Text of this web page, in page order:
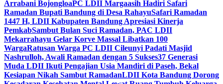
Arrabani BojongloaPC LDII Margaasih Hadiri Safari
Ramadan Bupati Bandung di Desa RahayuSafari Ramadan
1447 H, LDII Kabupaten Bandung Apresiasi Kinerja
PemkabSambut Bulan Suci Ramadan, PAC LDII
Mekarrahayu Gelar Korve Massal Libatkan 100
WargaRatusan Warga PC LDII Cileunyi Padati Masjid
Nashrulloh, Awali Ramadan dengan 5 Sukses37 Generasi
Muda LDII Ikuti Pengajian Usia Mandiri di Paseh, Bekal
Kesiapan Nikah Sambut RamadanLDII Kota Bandung Dorong